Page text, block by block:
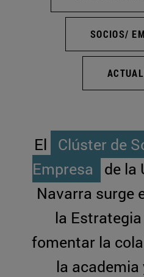
SOCIOS/
El
Clúster de
Empresa
de la
Navarra surge
la
fomentar la
la